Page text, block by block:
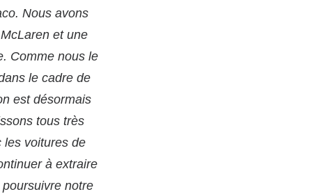
Nous avons
et une
Comme nous le
le cadre de
est désormais
tous très
les voitures de
à extraire
notre